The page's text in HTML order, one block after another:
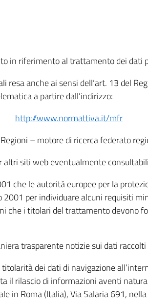
in riferimento al trattamento dei dati
anche ai sensi dell’art. 13 del
a partire dall’indirizzo:
http://www.normattiva.it/mfr
– motore di ricerca federato
siti web eventualmente
che le autorità europee per la
per individuare alcuni requisiti
che i titolari del trattamento devono
trasparente notizie sui dati
dei dati di navigazione
il rilascio di informazioni aventi
in Roma (Italia), Via Salaria 691,